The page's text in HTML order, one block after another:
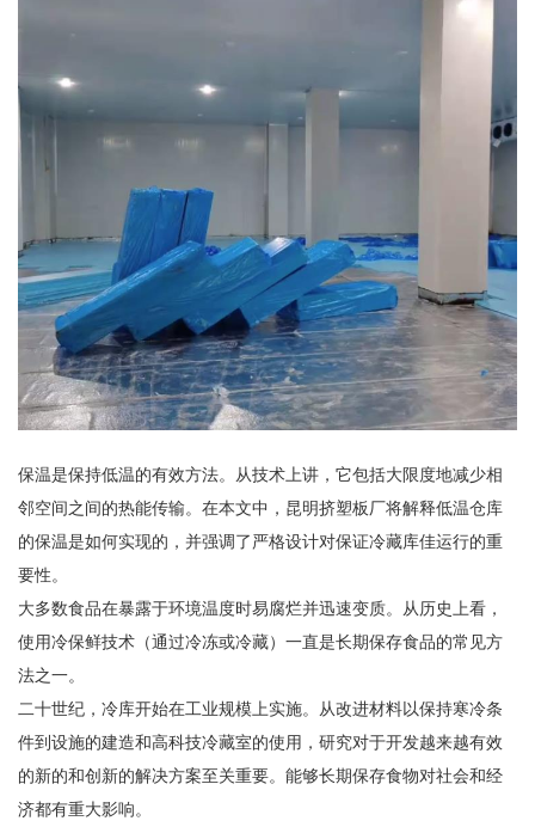
保温是保持低温的有效方法。从技术上讲，它包括大限度地减少相
邻空间之间的热能传输。在本文中， 昆明挤塑板厂将解释低温仓库
的保温是如何实现的，并强调了严格设计对保证冷藏库佳运行的重
要性。
大多数食品在暴露于环境温度时易腐烂并迅速变质。从历史上看，
使用冷保鲜技术（通过冷冻或冷藏）一直是长期保存食品的常见方
法之一。
二十世纪，冷库开始在工业规模上实施。从改进材料以保持寒冷条
件到设施的建造和高科技冷藏室的使用，研究对于开发越来越有效
的新的和创新的解决方案至关重要。能够长期保存食物对社会和经
济都有重大影响。